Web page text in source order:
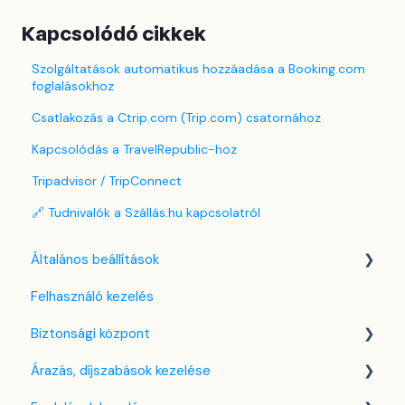
Kapcsolódó cikkek
Szolgáltatások automatikus hozzáadása a Booking.com
foglalásokhoz
Csatlakozás a Ctrip.com (Trip.com) csatornához
Kapcsolódás a TravelRepublic-hoz
Tripadvisor / TripConnect
🔗 Tudnivalók a Szállás.hu kapcsolatról
Általános beállítások
Nyelv beállítások
Cég / Szálláshely beállítások
Adó beállítások
Felhasználó kezelés
Biztonsági központ
Kulcsfájl kezelés
Árazás, díjszabások kezelése